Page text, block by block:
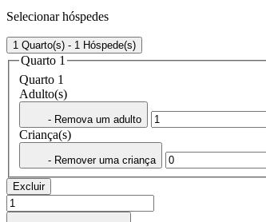
Selecionar hóspedes
1 Quarto(s) - 1 Hóspede(s)
Quarto 1
Quarto 1
Adulto(s)
- Remova um adulto
Criança(s)
- Remover uma criança
Excluir